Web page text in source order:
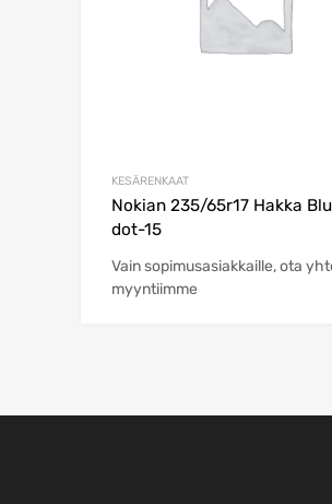
KESÄRENKAAT
Nokian 235/65r17 Hakka
dot-15
Vain sopimusasiakkaille, ota
myyntiimme